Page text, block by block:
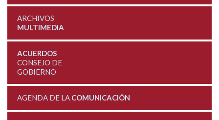
ARCHIVOS
MULTIMEDIA
ACUERDOS
CONSEJO DE
GOBIERNO
AGENDA DE LA COMUNICACIÓN